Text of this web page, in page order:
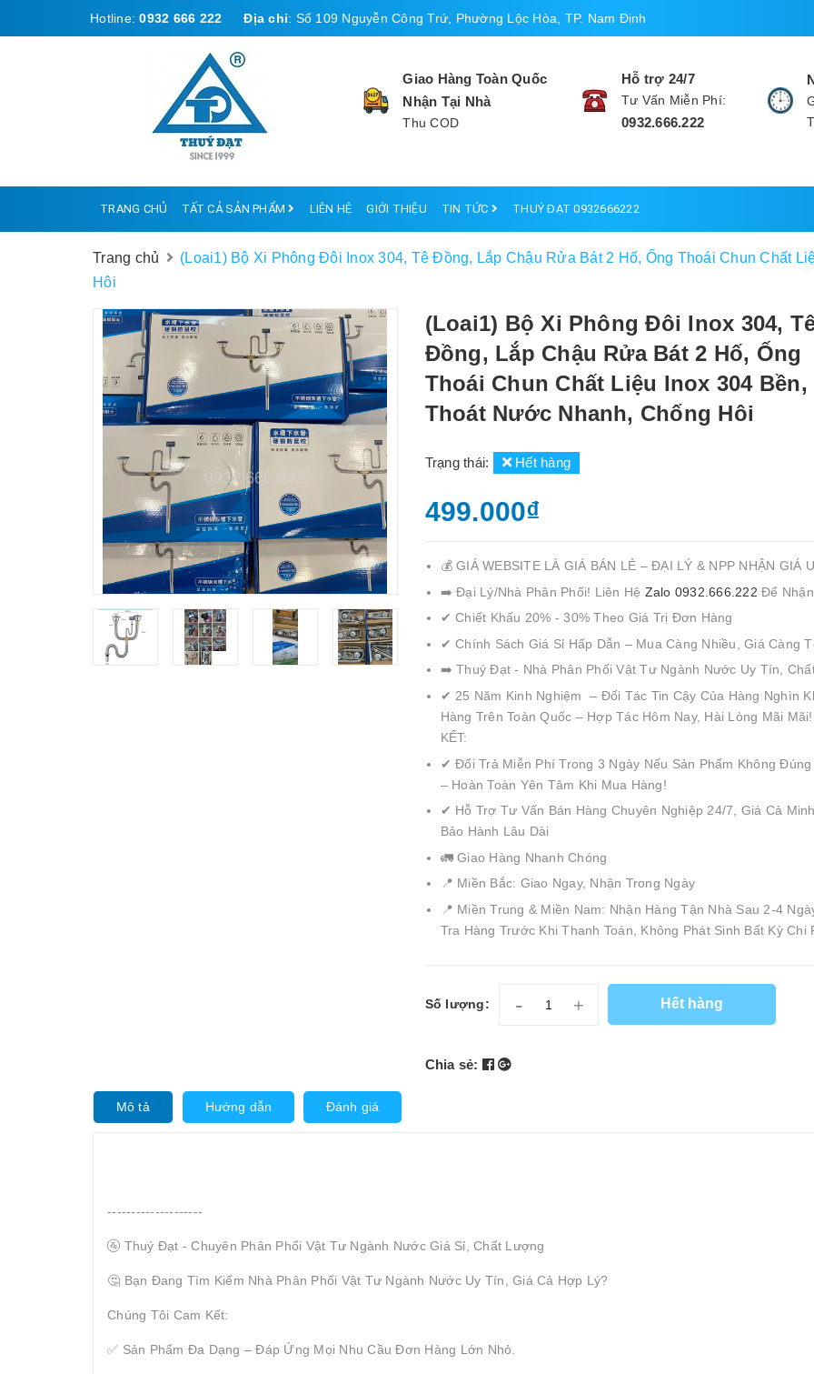
Hotline:0932 666 222 Địa chỉ: Số 109 Nguyễn Công Trứ, Phường Lộc Hòa, TP. Nam Định
Giao Hàng Toàn Quốc
Nhận Tại Nhà
Thu COD
Hỗ trợ 24/7
Tư Vấn Miễn Phí:
0932.666.222
TRANG CHỦ TẤT CẢ SẢN PHẨM LIÊN HỆ GIỚI THIỆU TIN TỨC THUÝ ĐẠT 0932666222
Trang chủ
(Loai1) Bộ Xi Phông Đôi Inox 304, Tê Đồng, Lắp Chậu Rửa Bát 2 Hố, Ống Thoái Chun Chất
Hôi
(Loai1) Bộ Xi Phông Đôi Inox 304,
Đồng, Lắp Chậu Rửa Bát 2 Hố, Ống
Thoái Chun Chất Liệu Inox 304 Bền,
Thoát Nước Nhanh, Chống Hôi
Trạng thái: Hết hàng
499.000₫
💰 GIÁ WEBSITE LÀ GIÁ BÁN LẺ – ĐẠI LÝ & NPP NHẬN GIÁ
➡️ Đại Lý/Nhà Phân Phối! Liên Hệ Zalo 0932.666.222Để
✔ Chiết Khấu 20% - 30% Theo Giá Trị Đơn Hàng
✔ Chính Sách Giá Sỉ Hấp Dẫn – Mua Càng Nhiều, Giá Càng
➡️ Thuý Đạt - Nhà Phân Phối Vật Tư Ngành Nước Uy Tín,
✔ 25 Năm Kinh Nghiệm – Đối Tác Tin Cậy Của Hàng Nghìn
Hàng Trên Toàn Quốc – Hợp Tác Hôm Nay, Hài Lòng Mãi Mãi!
KẾT:
✔ Đổi Trả Miễn Phí Trong 3 Ngày Nếu Sản Phẩm Không Đúng
– Hoàn Toàn Yên Tâm Khi Mua Hàng!
✔ Hỗ Trợ Tư Vấn Bán Hàng Chuyên Nghiệp 24/7, Giá Cả Minh
Bảo Hành Lâu Dài
🚛 Giao Hàng Nhanh Chóng
📍 Miền Bắc: Giao Ngay, Nhận Trong Ngày
📍 Miền Trung & Miền Nam: Nhận Hàng Tận Nhà Sau 2-4
Tra Hàng Trước Khi Thanh Toán, Không Phát Sinh Bất Kỳ Chi
Số lượng: - + Hết hàng
Chia sẻ:
Mô tả Hướng dẫn Đánh giá
--------------------
🚰 Thuý Đạt - Chuyên Phân Phối Vật Tư Ngành Nước Giá Sỉ, Chất Lượng
🤔 Bạn Đang Tìm Kiếm Nhà Phân Phối Vật Tư Ngành Nước Uy Tín, Giá Cả Hợp Lý?
Chúng Tôi Cam Kết:
✅ Sản Phẩm Đa Dạng – Đáp Ứng Mọi Nhu Cầu Đơn Hàng Lớn Nhỏ.